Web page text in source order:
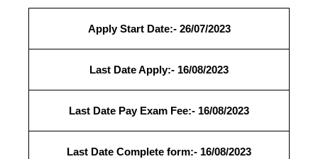
Apply Start Date:- 26/07/2023
Last Date Apply:- 16/08/2023
Last Date Pay Exam Fee:- 16/08/2023
Last Date Complete form:- 16/08/2023